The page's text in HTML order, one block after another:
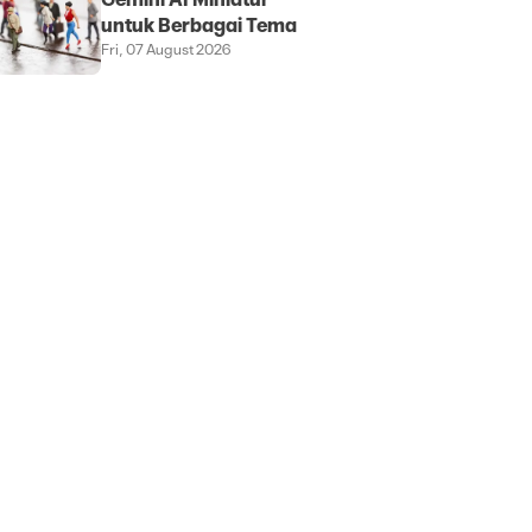
untuk Berbagai Tema
Fri, 07 August 2026